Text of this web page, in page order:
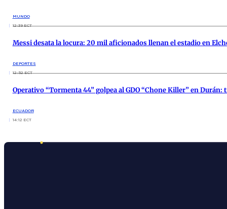
MUNDO
12:39 ECT
Messi desata la locura: 20 mil aficionados llenan el estadio en
DEPORTES
12:52 ECT
Operativo “Tormenta 44” golpea al GDO “Chone Killer” en
ECUADOR
14:12 ECT